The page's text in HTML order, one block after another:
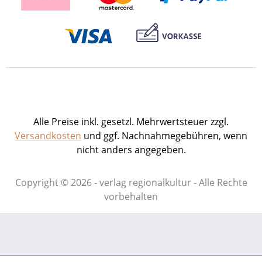
offenbart vielleicht eine Lobrede, die
schon 1671 die typischen,
Kurpälzer betonte. Mannheimer
Museen, dem Mannheimer
Altertumsverein, dem Förderverein der
Reiss-Engelhorn-Museen und dem
Stadtgeschichte.160 S. mit 160, meist
farbigen Abb., fester Einband im
Alle Preise inkl. gesetzl. Mehrwertsteuer zzgl.
Versandkosten und ggf. Nachnahmegebühren, wenn
nicht anders angegeben.
Copyright © 2026 - verlag regionalkultur - Alle Rechte
vorbehalten